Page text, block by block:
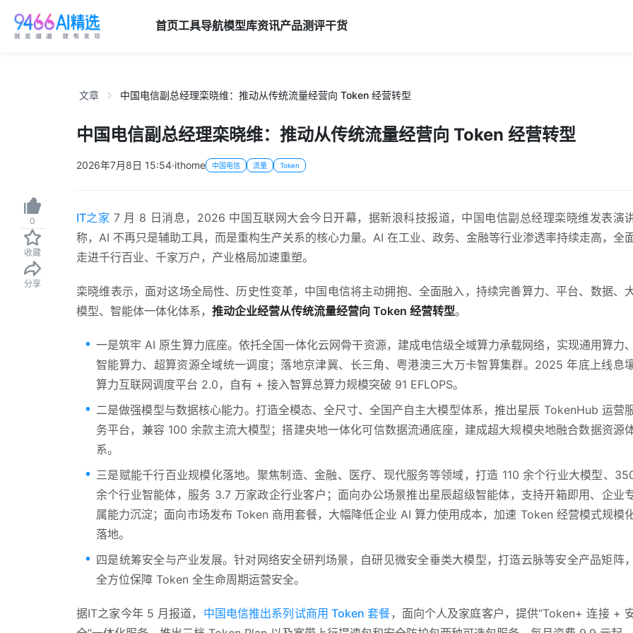
首页工具导航模型库资讯产品测评干货
0
收藏
分享
文章 中国电信副总经理栾晓维：推动从传统流量经营向 Token 经营转型
中国电信副总经理栾晓维：推动从传统流量经营向 Token 经营转型
2026年7月8日 15:54·ithome 中国电信 流量 Token
IT之家 7 月 8 日消息，2026 中国互联网大会今日开幕，据新浪科技报道，中国电信副总经理栾晓维发表演
称，AI 不再只是辅助工具，而是重构生产关系的核心力量。AI 在工业、政务、金融等行业渗透率持续走高，全
走进千行百业、千家万户，产业格局加速重塑。
栾晓维表示，面对这场全局性、历史性变革，中国电信将主动拥抱、全面融入，持续完善算力、平台、数据、
模型、智能体一体化体系， 推动企业经营从传统流量经营向 Token 经营转型。
一是筑牢 AI 原生算力底座。依托全国一体化云网骨干资源，建成电信级全域算力承载网络，实现通用算力、
智能算力、超算资源全域统一调度；落地京津冀、长三角、粤港澳三大万卡智算集群。2025 年底上线息
算力互联网调度平台 2.0，自有 + 接入智算总算力规模突破 91 EFLOPS。
二是做强模型与数据核心能力。打造全模态、全尺寸、全国产自主大模型体系，推出星辰 TokenHub 运营
务平台，兼容 100 余款主流大模型；搭建央地一体化可信数据流通底座，建成超大规模央地融合数据资源
系。
三是赋能千行百业规模化落地。聚焦制造、金融、医疗、现代服务等领域，打造 110 余个行业大模型、
余个行业智能体，服务 3.7 万家政企行业客户；面向办公场景推出星辰超级智能体，支持开箱即用、企业
属能力沉淀；面向市场发布 Token 商用套餐，大幅降低企业 AI 算力使用成本，加速 Token 经营模式规模
落地。
四是统筹安全与产业发展。针对网络安全研判场景，自研见微安全垂类大模型，打造云脉等安全产品矩阵，
全方位保障 Token 全生命周期运营安全。
据IT之家今年 5 月报道， 中国电信推出系列试商用 Token 套餐 ，面向个人及家庭客户，提供“Token+ 连接 +